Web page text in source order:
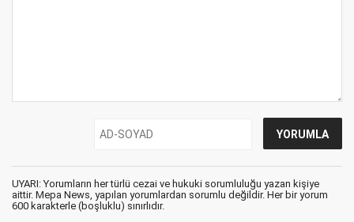
UYARI: Yorumların her türlü cezai ve hukuki sorumluluğu yazan kişiye
aittir. Mepa News, yapılan yorumlardan sorumlu değildir. Her bir yorum
600 karakterle (boşluklu) sınırlıdır.